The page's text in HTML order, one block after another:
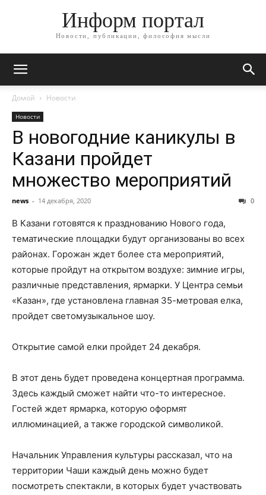
Информ портал
Новости, публикации, философия мысли
Домой Новости
Новости
В новогодние каникулы в
Казани пройдет
множество мероприятий
news - 14 декабря, 2020 0
В Казани готовятся к празднованию Нового года,
тематические площадки будут организованы во всех
районах. Горожан ждет более ста мероприятий,
которые пройдут на открытом воздухе: зимние игры,
различные представления, ярмарки. У Центра семьи
«Казан», где установлена главная 35-метровая елка,
пройдет светомузыкальное шоу.
Открытие самой елки пройдет 24 декабря.
В этот день будет проведена концертная программа.
Здесь каждый сможет найти что-то интересное.
Гостей ждет ярмарка, которую оформят
иллюминацией, а также городской символикой.
Начальник Управления культуры рассказал, что на
территории Чаши каждый день можно будет
посмотреть спектакли, в которых будет участвовать